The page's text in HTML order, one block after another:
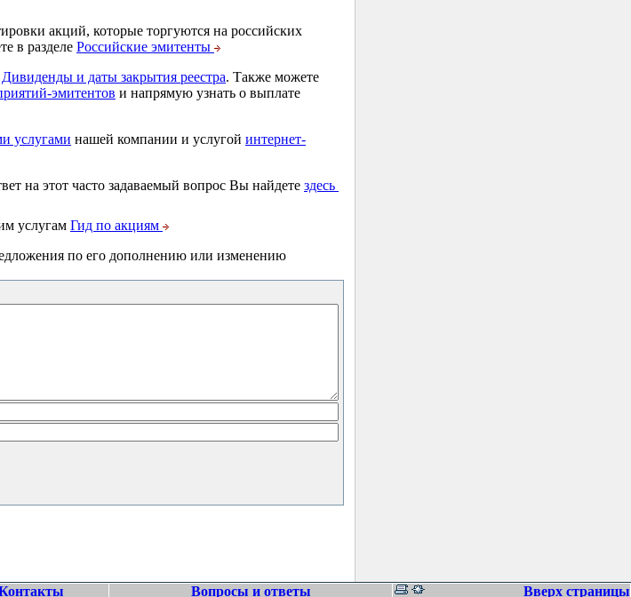
акций, которые торгуются на российских
в разделе Российские эмитенты
Дивиденды и даты закрытия реестра. Также можете
эмитентов и напрямую узнать о выплате
услугами нашей компании и услугой интернет-
на этот часто задаваемый вопрос Вы найдете здесь
услугам Гид по акциям
по его дополнению или изменению
Вопросы и ответы Вверх страницы